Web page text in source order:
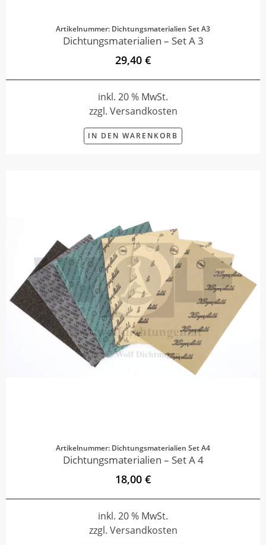
Artikelnummer: Dichtungsmaterialien Set A3
Dichtungsmaterialien – Set A 3
29,40 €
inkl. 20 % MwSt.
zzgl. Versandkosten
IN DEN WARENKORB
Artikelnummer: Dichtungsmaterialien Set A4
Dichtungsmaterialien – Set A 4
18,00 €
inkl. 20 % MwSt.
zzgl. Versandkosten